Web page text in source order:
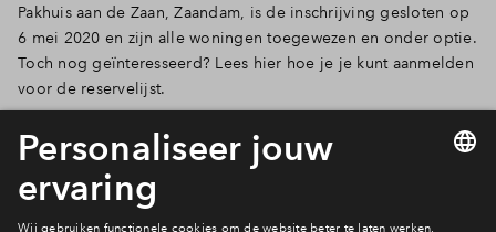
Pakhuis aan de Zaan, Zaandam, is de inschrijving gesloten op
6 mei 2020 en zijn alle woningen toegewezen en onder optie.
Toch nog geïnteresseerd? Lees hier hoe je je kunt aanmelden
voor de reservelijst.
Lees verder